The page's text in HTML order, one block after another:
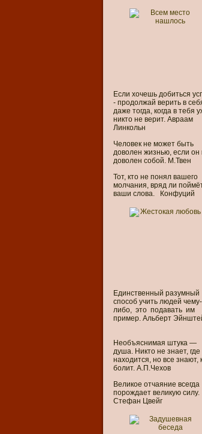
Если хочешь добиться
- продолжай верить в
даже тогда, когда в тебя
никто не верит. Авраам
Линкольн
Человек не может быть
доволен жизнью, если он
доволен собой. М.Твен
Тот, кто не понял вашего
молчания, вряд ли
ваши слова. Конфуций
Единственный разумный
способ учить людей чему-
либо, это подавать им
пример. Альберт
Необъяснимая штука —
душа. Никто не знает, где
находится, но все знают,
болит. А.П.Чехов
Великое отчаяние всегда
порождает великую силу.
Стефан Цвейг